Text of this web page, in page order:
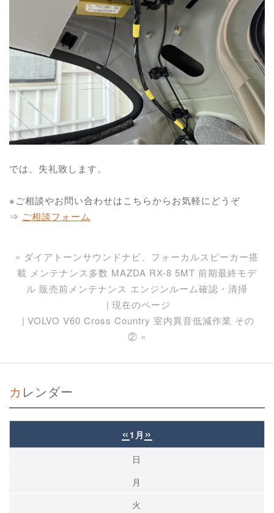
では、失礼致します。
※ご相談やお問い合わせはこちらからお気軽にどうぞ
⇒ ご相談フォーム
« ダイアトーンサウンドナビ、フォーカルスピーカー搭
載 メンテナンス多数 MAZDA RX-8 5MT 前期最終モデ
ル 販売前メンテナンス エンジンルーム確認・清掃
現在のページ
VOLVO V60 Cross Country 室内異音低減作業 その
② »
カレンダー
« 1月 »
日
月
火